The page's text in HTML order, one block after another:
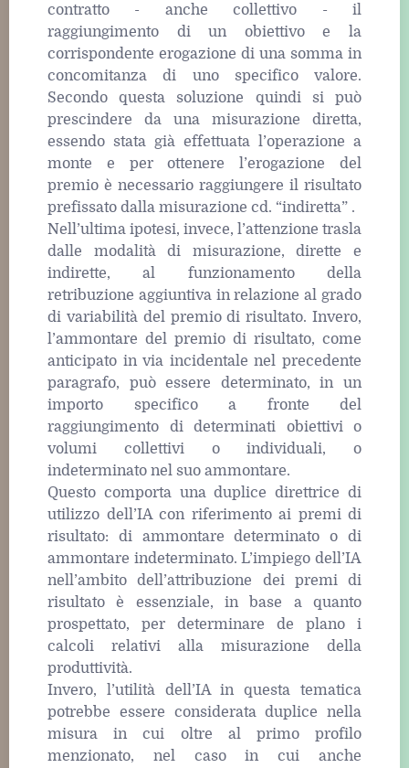
contratto - anche collettivo - il
raggiungimento di un obiettivo e la
corrispondente erogazione di una somma in
concomitanza di uno specifico valore.
Secondo questa soluzione quindi si può
prescindere da una misurazione diretta,
essendo stata già effettuata l’operazione a
monte e per ottenere l’erogazione del
premio è necessario raggiungere il risultato
prefissato dalla misurazione cd. “indiretta” .
Nell’ultima ipotesi, invece, l’attenzione trasla
dalle modalità di misurazione, dirette e
indirette, al funzionamento della
retribuzione aggiuntiva in relazione al grado
di variabilità del premio di risultato. Invero,
l’ammontare del premio di risultato, come
anticipato in via incidentale nel precedente
paragrafo, può essere determinato, in un
importo specifico a fronte del
raggiungimento di determinati obiettivi o
volumi collettivi o individuali, o
indeterminato nel suo ammontare.
Questo comporta una duplice direttrice di
utilizzo dell’IA con riferimento ai premi di
risultato: di ammontare determinato o di
ammontare indeterminato. L’impiego dell’IA
nell’ambito dell’attribuzione dei premi di
risultato è essenziale, in base a quanto
prospettato, per determinare de plano i
calcoli relativi alla misurazione della
produttività.
Invero, l’utilità dell’IA in questa tematica
potrebbe essere considerata duplice nella
misura in cui oltre al primo profilo
menzionato, nel caso in cui anche